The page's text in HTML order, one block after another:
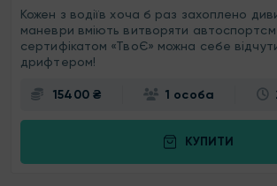
Кожен з водіїв хоча б раз захоплено
маневри вміють витворяти
сертифікатом «ТвоЄ» можна себе
дрифтером!
15400 ₴ 1 особа
КУПИТИ